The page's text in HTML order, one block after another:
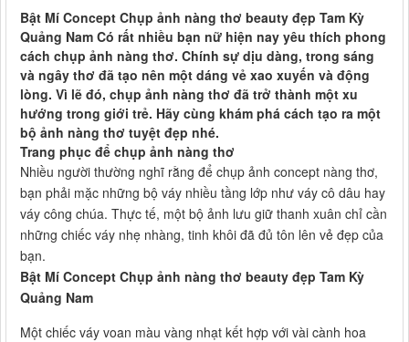
Bật Mí Concept Chụp ảnh nàng thơ beauty đẹp Tam Kỳ
Quảng Nam Có rất nhiều bạn nữ hiện nay yêu thích phong
cách chụp ảnh nàng thơ. Chính sự dịu dàng, trong sáng
và ngây thơ đã tạo nên một dáng vẻ xao xuyến và động
lòng. Vì lẽ đó, chụp ảnh nàng thơ đã trở thành một xu
hướng trong giới trẻ. Hãy cùng khám phá cách tạo ra một
bộ ảnh nàng thơ tuyệt đẹp nhé.
Trang phục để chụp ảnh nàng thơ
Nhiều người thường nghĩ rằng để chụp ảnh concept nàng thơ,
bạn phải mặc những bộ váy nhiều tầng lớp như váy cô dâu hay
váy công chúa. Thực tế, một bộ ảnh lưu giữ thanh xuân chỉ cần
những chiếc váy nhẹ nhàng, tinh khôi đã đủ tôn lên vẻ đẹp của
bạn.
Bật Mí Concept Chụp ảnh nàng thơ beauty đẹp Tam Kỳ
Quảng Nam
Một chiếc váy voan màu vàng nhạt kết hợp với vài cành hoa